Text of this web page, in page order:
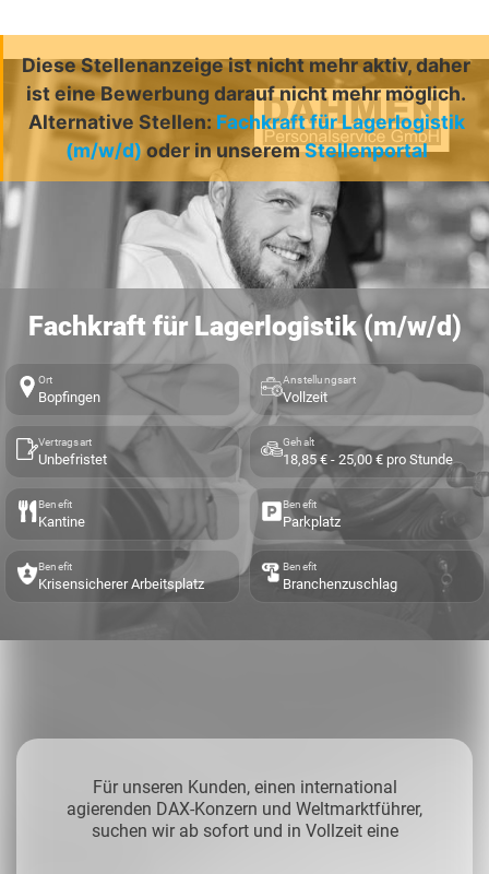
Diese Stellenanzeige ist nicht mehr aktiv, daher
ist eine Bewerbung darauf nicht mehr möglich.
Alternative Stellen: Fachkraft für Lagerlogistik
(m/w/d) oder in unseremStellenportal
Fachkraft für Lagerlogistik (m/w/d)
Ort
Bopfingen
Anstellungsart
Vollzeit
Vertragsart
Unbefristet
Gehalt
18,85 € - 25,00 € pro Stunde
Benefit
Kantine
Benefit
Parkplatz
Benefit
Krisensicherer Arbeitsplatz
Benefit
Branchenzuschlag
Für unseren Kunden, einen international
agierenden DAX-Konzern und Weltmarktführer,
suchen wir ab sofort und in Vollzeit eine